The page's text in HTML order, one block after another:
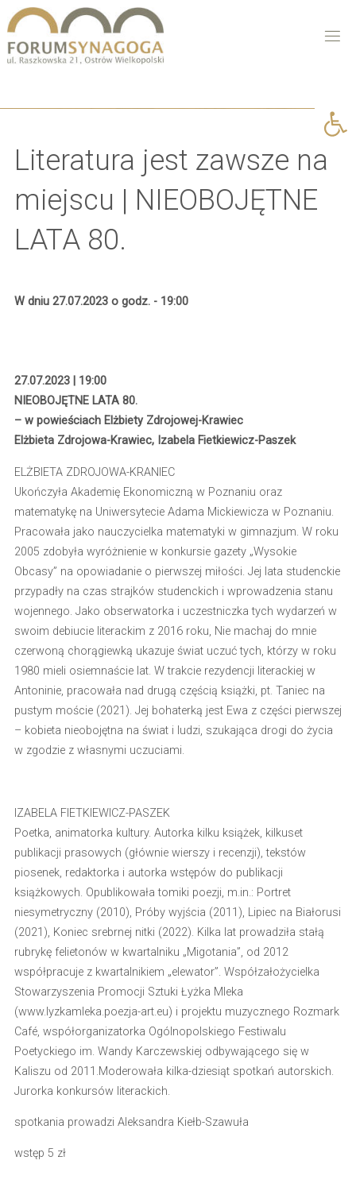
Literatura jest zawsze na
miejscu | NIEOBOJĘTNE
LATA 80.
W dniu 27.07.2023 o godz. - 19:00
27.07.2023 | 19:00
NIEOBOJĘTNE LATA 80.
– w powieściach Elżbiety Zdrojowej-Krawiec
Elżbieta Zdrojowa-Krawiec, Izabela Fietkiewicz-Paszek
ELŻBIETA ZDROJOWA-KRANIEC
Ukończyła Akademię Ekonomiczną w Poznaniu oraz
matematykę na Uniwersytecie Adama Mickiewicza w Poznaniu.
Pracowała jako nauczycielka matematyki w gimnazjum. W roku
2005 zdobyła wyróżnienie w konkursie gazety „Wysokie
Obcasy” na opowiadanie o pierwszej miłości. Jej lata studenckie
przypadły na czas strajków studenckich i wprowadzenia stanu
wojennego. Jako obserwatorka i uczestniczka tych wydarzeń w
swoim debiucie literackim z 2016 roku, Nie machaj do mnie
czerwoną chorągiewką ukazuje świat uczuć tych, którzy w roku
1980 mieli osiemnaście lat. W trakcie rezydencji literackiej w
Antoninie, pracowała nad drugą częścią książki, pt. Taniec na
pustym moście (2021). Jej bohaterką jest Ewa z części pierwszej
– kobieta nieobojętna na świat i ludzi, szukająca drogi do życia
w zgodzie z własnymi uczuciami.
IZABELA FIETKIEWICZ-PASZEK
Poetka, animatorka kultury. Autorka kilku książek, kilkuset
publikacji prasowych (głównie wierszy i recenzji), tekstów
piosenek, redaktorka i autorka wstępów do publikacji
książkowych. Opublikowała tomiki poezji, m.in.: Portret
niesymetryczny (2010), Próby wyjścia (2011), Lipiec na Białorusi
(2021), Koniec srebrnej nitki (2022). Kilka lat prowadziła stałą
rubrykę felietonów w kwartalniku „Migotania”, od 2012
współpracuje z kwartalnikiem „elewator”. Współzałożycielka
Stowarzyszenia Promocji Sztuki Łyżka Mleka
(www.lyzkamleka.poezja-art.eu) i projektu muzycznego Rozmark
Café, współorganizatorka Ogólnopolskiego Festiwalu
Poetyckiego im. Wandy Karczewskiej odbywającego się w
Kaliszu od 2011.Moderowała kilka-dziesiąt spotkań autorskich.
Jurorka konkursów literackich.
spotkania prowadzi Aleksandra Kiełb-Szawuła
wstęp 5 zł